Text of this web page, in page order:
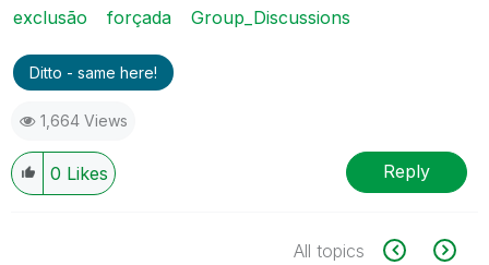
exclusão
forçada Group_Discussions
Ditto - same here!
1,664 Views
0 Likes Reply
All topics